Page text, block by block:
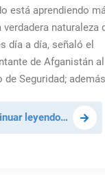
está aprendiendo
verdadera naturaleza
día a día, señaló el
de Afganistán al
de Seguridad;
leyendo…El
nuevo